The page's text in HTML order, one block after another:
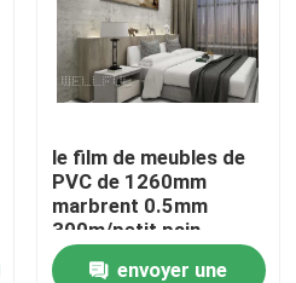
le film de meubles de
PVC de 1260mm
marbrent 0.5mm
300m/petit pain
envoyer une